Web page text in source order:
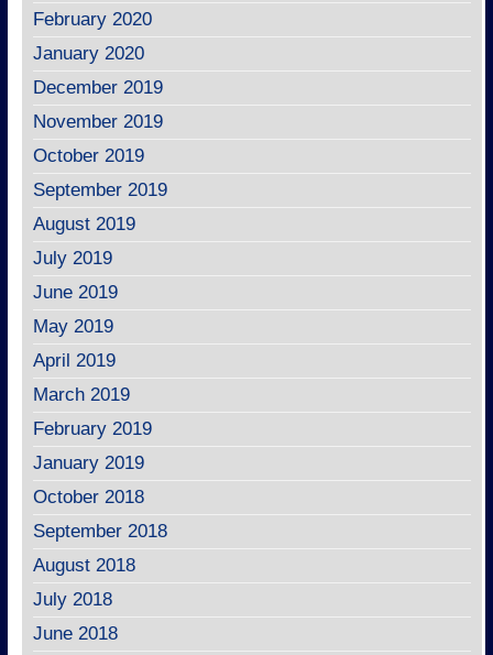
February 2020
January 2020
December 2019
November 2019
October 2019
September 2019
August 2019
July 2019
June 2019
May 2019
April 2019
March 2019
February 2019
January 2019
October 2018
September 2018
August 2018
July 2018
June 2018